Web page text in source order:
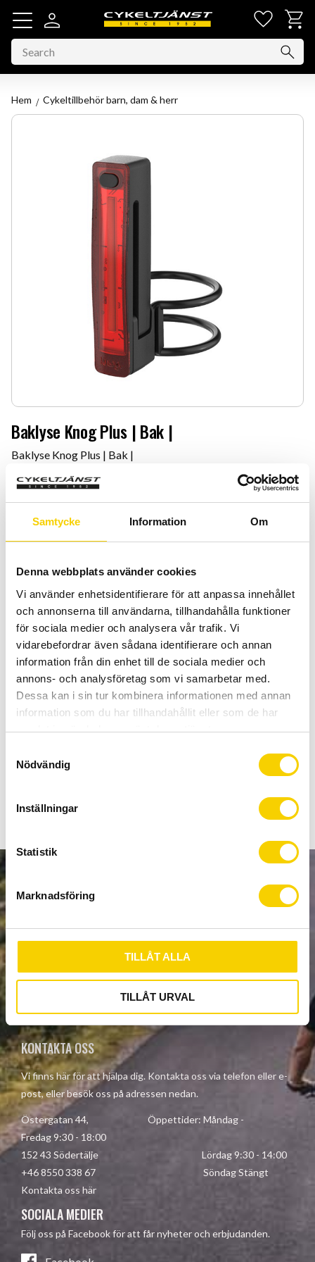
Samtycke Information Om
Denna webbplats använder cookies
Vi använder enhetsidentifierare för att anpassa innehållet
och annonserna till användarna, tillhandahålla funktioner
för sociala medier och analysera vår trafik. Vi
vidarebefordrar även sådana identifierare och annan
information från din enhet till de sociala medier och
annons- och analysföretag som vi samarbetar med.
Dessa kan i sin tur kombinera informationen med annan
information som du har tillhandahållit eller som de har
samlat in när du har använt deras tjänster.
k
s
v
a
l
Nödvändig
Inställningar
Statistik
Marknadsföring
TILLÅT ALLA
TILLÅT URVAL
Menu
Basket
Hem Cykeltillbehör barn, dam & herr
Baklyse Knog Plus | Bak |
Baklyse Knog Plus | Bak |
229:-
Quantity
+
-
BUY
Certifierad cykelservice & Shimano Service Center
Allt inom cykel på ett ställe
Kunnig personal och hög kundnöjdhet
Stock status
5 pc. in stock
Article SKU
KN12142
USB-uppladdningsbar baklampa från Knog som lyser riktigt
SUBSCRIBE
Your personal information is processed in accordance with our
privacy policy.
KONTAKTA OSS
Vi finns här för att hjälpa dig. Kontakta oss via telefon eller e-
post, eller besök oss på adressen nedan.
Östergatan 44, Öppettider: Måndag -
Fredag 9:30 - 18:00
152 43 Södertälje Lördag 9:30 - 14:00
+46 8550 338 67 Söndag Stängt
Kontakta oss här
SOCIALA MEDIER
Följ oss på Facebook för att får nyheter och erbjudanden.